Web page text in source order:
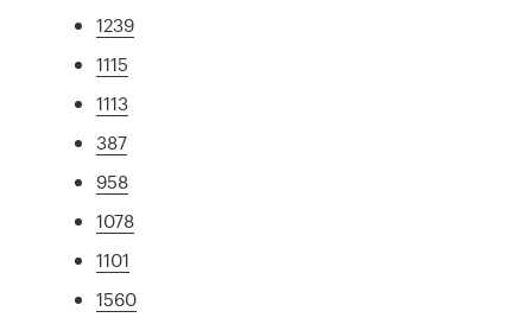
1239
1115
1113
387
958
1078
1101
1560